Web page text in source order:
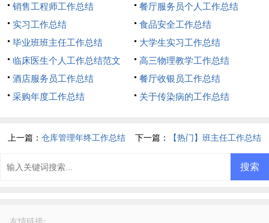
销售工程师工作总结
餐厅服务员个人工作总结
实习工作总结
食品安全工作总结
毕业班班主任工作总结
大学生实习工作总结
临床医生个人工作总结范文
高三物理教学工作总结
酒店服务员工作总结
餐厅收银员工作总结
采购年度工作总结
关于传染病的工作总结
上一篇：仓库管理年终工作总结 下一篇： 【热门】班主任工作总结